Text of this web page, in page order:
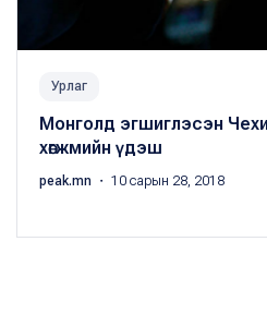
Урлаг
Монголд эгшиглэсэн
хөгжмийн үдэш
peak.mn ・ 10 сарын 28, 2018